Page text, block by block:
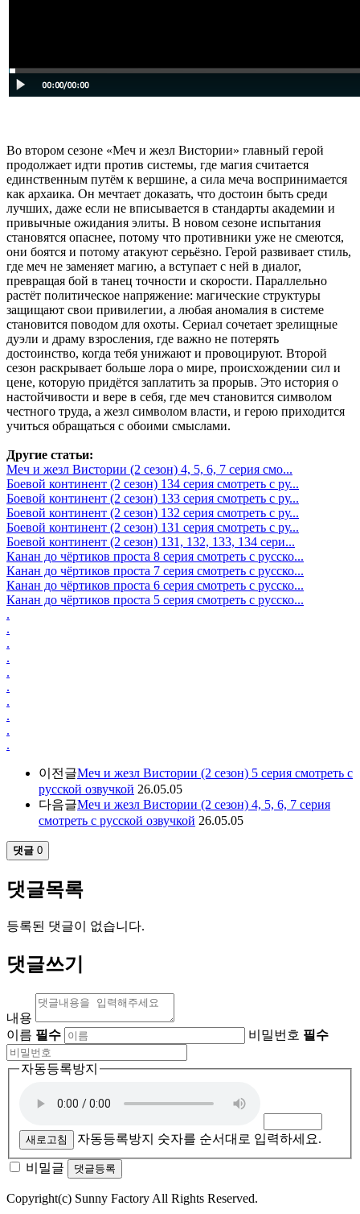
Во втором сезоне «Меч и жезл Вистории» главный герой
продолжает идти против системы, где магия считается
единственным путём к вершине, а сила меча воспринимается
как архаика. Он мечтает доказать, что достоин быть среди
лучших, даже если не вписывается в стандарты академии и
привычные ожидания элиты. В новом сезоне испытания
становятся опаснее, потому что противники уже не смеются,
они боятся и потому атакуют серьёзно. Герой развивает стиль,
где меч не заменяет магию, а вступает с ней в диалог,
превращая бой в танец точности и скорости. Параллельно
растёт политическое напряжение: магические структуры
защищают свои привилегии, а любая аномалия в системе
становится поводом для охоты. Сериал сочетает зрелищные
дуэли и драму взросления, где важно не потерять
достоинство, когда тебя унижают и провоцируют. Второй
сезон раскрывает больше лора о мире, происхождении сил и
цене, которую придётся заплатить за прорыв. Это история о
настойчивости и вере в себя, где меч становится символом
честного труда, а жезл символом власти, и герою приходится
учиться обращаться с обоими смыслами.
Другие статьи:
Меч и жезл Вистории (2 сезон) 4, 5, 6, 7 серия смо...
Боевой континент (2 сезон) 134 серия смотреть с ру...
Боевой континент (2 сезон) 133 серия смотреть с ру...
Боевой континент (2 сезон) 132 серия смотреть с ру...
Боевой континент (2 сезон) 131 серия смотреть с ру...
Боевой континент (2 сезон) 131, 132, 133, 134 сери...
Канан до чёртиков проста 8 серия смотреть с русско...
Канан до чёртиков проста 7 серия смотреть с русско...
Канан до чёртиков проста 6 серия смотреть с русско...
Канан до чёртиков проста 5 серия смотреть с русско...
.
.
.
.
.
.
.
.
.
.
이전글Меч и жезл Вистории (2 сезон) 5 серия смотреть с
русской озвучкой 26.05.05
다음글Меч и жезл Вистории (2 сезон) 4, 5, 6, 7 серия
смотреть с русской озвучкой 26.05.05
댓글 0
댓글목록
등록된 댓글이 없습니다.
댓글쓰기
내용
이름 필수 비밀번호 필수
자동등록방지
새로고침 자동등록방지 숫자를 순서대로 입력하세요.
비밀글 댓글등록
Copyright(c) Sunny Factory All Rights Reserved.